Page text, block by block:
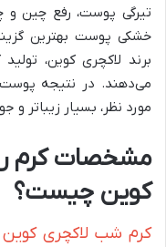
تیرگی پوست، رفع چین
خشکی پوست بهترین
برند لاکچری کوین،
می‌دهند. در نتیجه پوست
مورد نظر، بسیار زیباتر و
مشخصات کرم
کوین چیست؟
کرم شب لاکچری کوین